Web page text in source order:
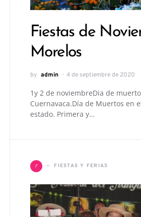
Fiestas de
Morelos
by admin 4 de septiembre de 2020
1y 2 de noviembreDia de
Cuernavaca.Día de Muertos en
estado. Primera y…
F FIESTAS Y FERIAS